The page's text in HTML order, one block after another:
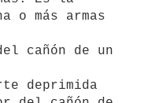
o más armas